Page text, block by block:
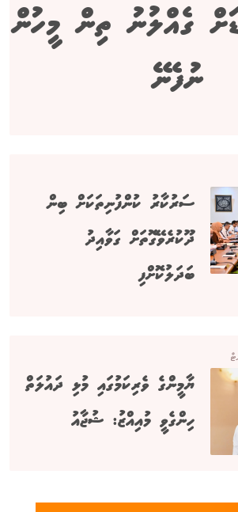
ގެއްލުނު ތިން މީހުން
ނުފެނޭ
ސަރުކާރު ކުންފުނިތަކަށް ބިން
ދޫކުރެވޭގޮތަށް ގަވާއިދު
ބަދަލުކޮށްފި
ޔާމީންގެ ވެރިކަމުގައި މުޅި ދައުލަތް
ހިންގެވީ މުއިއްޒު: ޝުޖާއު